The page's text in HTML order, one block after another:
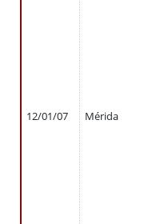
12/01/07 Mérida